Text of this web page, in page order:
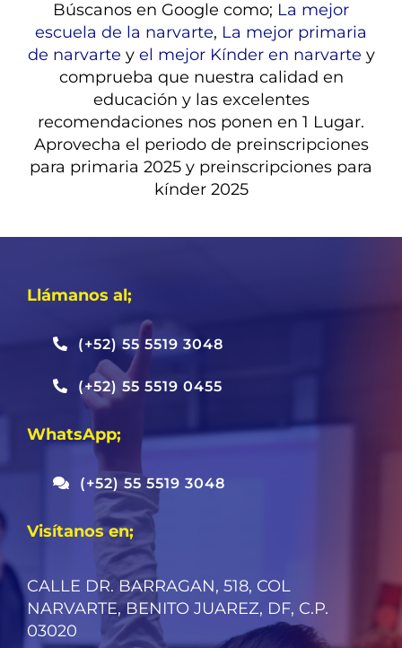
Búscanos en Google como; La mejor
escuela de la narvarte, La mejor primaria
de narvarte y el mejor Kínder en narvarte y
comprueba que nuestra calidad en
educación y las excelentes
recomendaciones nos ponen en 1 Lugar.
Aprovecha el periodo de preinscripciones
para primaria 2025 y preinscripciones para
kínder 2025
Llámanos al;
(+52) 55 5519 3048
(+52) 55 5519 0455
WhatsApp;
(+52) 55 5519 3048
Visítanos en;
CALLE DR. BARRAGAN, 518, COL
NARVARTE, BENITO JUAREZ, DF, C.P.
03020